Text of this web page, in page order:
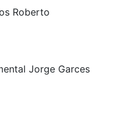
Roberto
Jorge Garces